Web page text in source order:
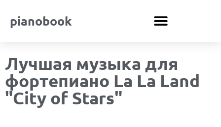
pianobook
Лучшая музыка для
фортепиано La La Land
"City of Stars"